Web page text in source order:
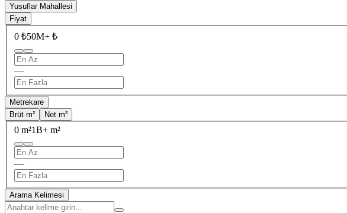
Yusuflar Mahallesi
Fiyat
0 ₺50M+ ₺
—
Metrekare
Brüt m²
Net m²
0 m²1B+ m²
—
Arama Kelimesi